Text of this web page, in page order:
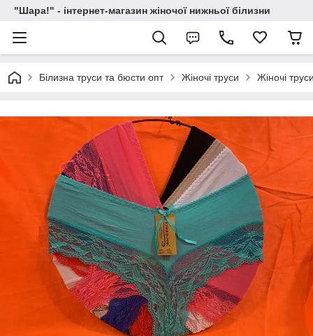
"Шара!" - інтернет-магазин жіночої нижньої білизни
Білизна труси та бюсти опт Жіночі труси Жіночі